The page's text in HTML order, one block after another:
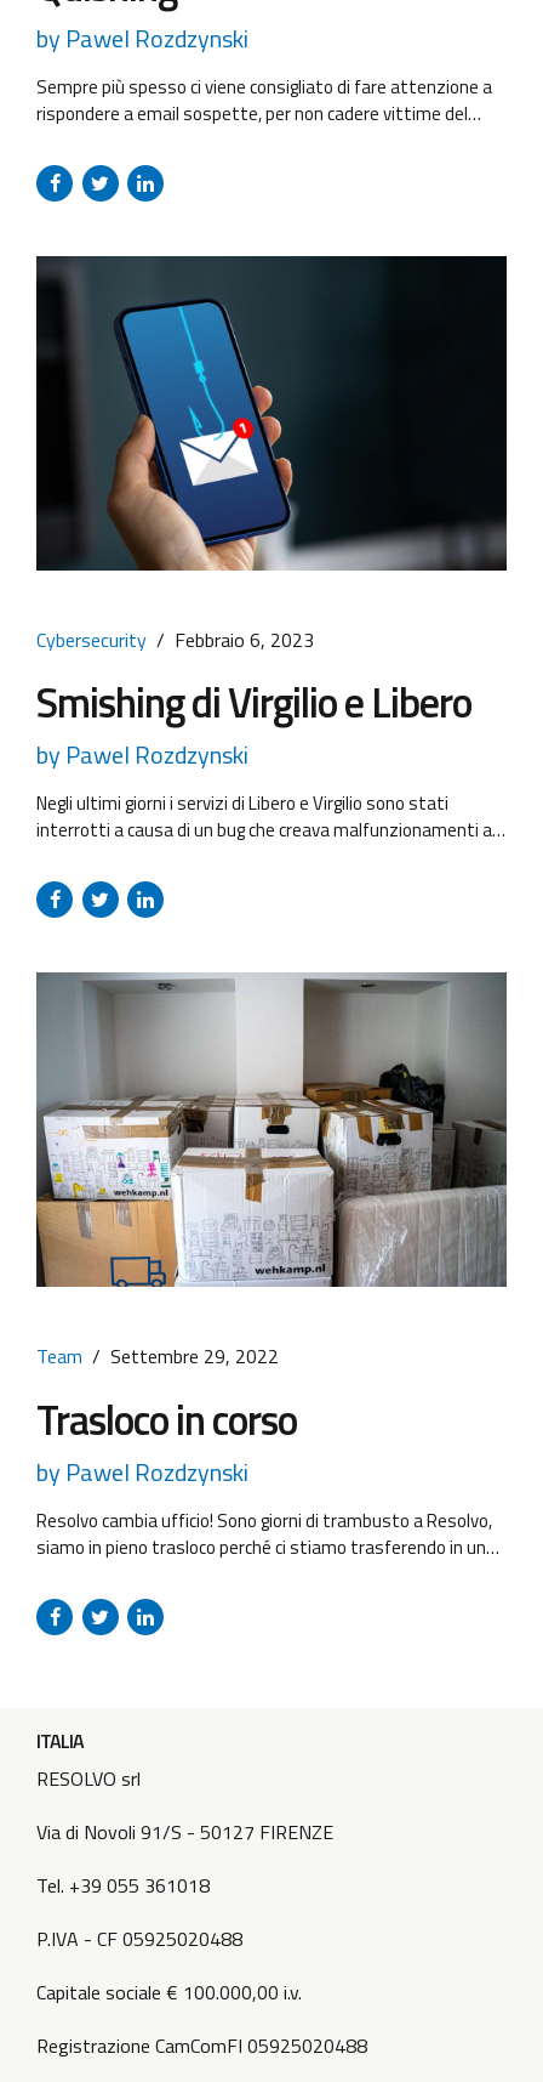
by Pawel Rozdzynski
Sempre più spesso ci viene consigliato di fare attenzione a
rispondere a email sospette, per non cadere vittime del
È un attacco informatico “cugino” del Phishing, che però
avviene tramite i codici #QR. Ricordati di fare molta
Cybersecurity Febbraio 6, 2023
Smishing di Virgilio e Libero
by Pawel Rozdzynski
Negli ultimi giorni i servizi di Libero e Virgilio sono stati
interrotti a causa di un bug che creava malfunzionamenti al
dato l’opportunità ai criminali informatici di approfittarsi
della situazione. In questo momento, infatti, è in corso una
Team Settembre 29, 2022
Trasloco in corso
by Pawel Rozdzynski
Resolvo cambia ufficio! Sono giorni di trambusto a Resolvo,
siamo in pieno trasloco perché ci stiamo trasferendo in una
potremmo avere qualche problema con le linee telefoniche,
vi chiediamo pertanto di contattarci qui. Vi ricontatteremo
ITALIA
RESOLVO srl
Via di Novoli 91/S - 50127 FIRENZE
Tel. +39 055 361018
P.IVA - CF 05925020488
Capitale sociale € 100.000,00 i.v.
Registrazione CamComFI 05925020488